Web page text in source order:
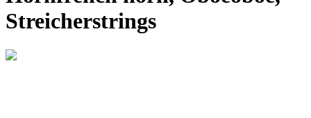
Streicherstrings